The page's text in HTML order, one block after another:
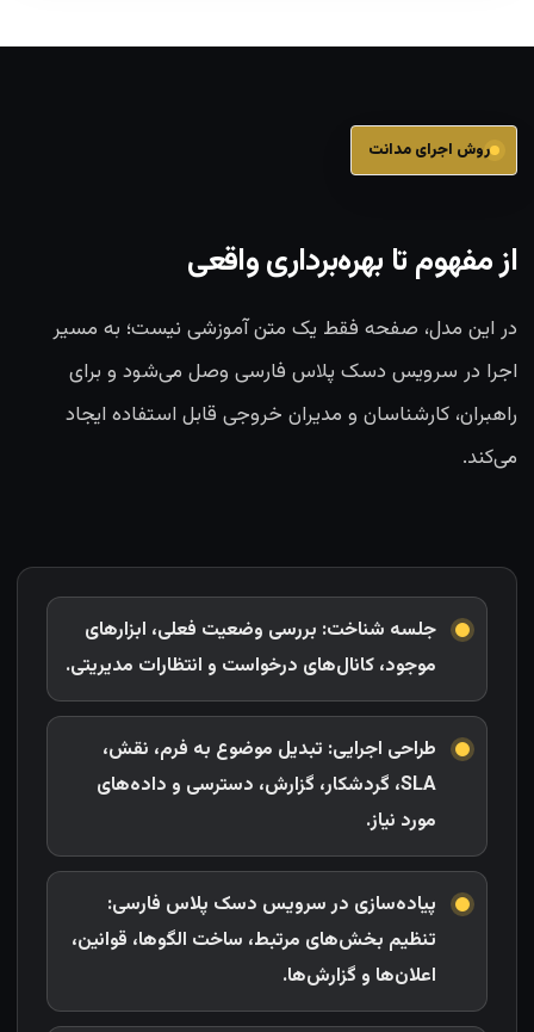
روش اجرای مدانت
از مفهوم تا بهره‌برداری واقعی
در این مدل، صفحه فقط یک متن آموزشی نیست؛ به مسیر
اجرا در سرویس دسک پلاس فارسی وصل می‌شود و برای
راهبران، کارشناسان و مدیران خروجی قابل استفاده ایجاد
می‌کند.
جلسه شناخت: بررسی وضعیت فعلی، ابزارهای
موجود، کانال‌های درخواست و انتظارات مدیریتی.
طراحی اجرایی: تبدیل موضوع به فرم، نقش،
SLA، گردشکار، گزارش، دسترسی و داده‌های
مورد نیاز.
پیاده‌سازی در سرویس دسک پلاس فارسی:
تنظیم بخش‌های مرتبط، ساخت الگو‌ها، قوانین،
اعلان‌ها و گزارش‌ها.